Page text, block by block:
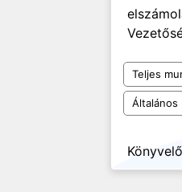
Teljes
Általános